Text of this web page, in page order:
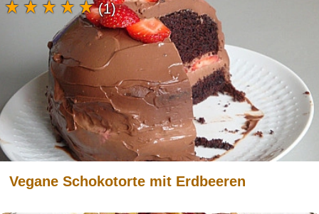
Vegane Schokotorte mit Erdbeeren
(1)